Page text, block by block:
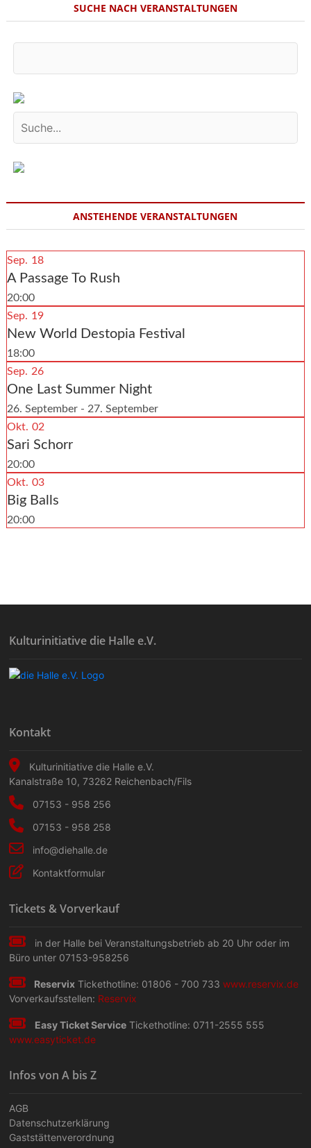
SUCHE NACH VERANSTALTUNGEN
ANSTEHENDE VERANSTALTUNGEN
Sep. 18
A Passage To Rush
20:00
Sep. 19
New World Destopia Festival
18:00
Sep. 26
One Last Summer Night
26. September - 27. September
Okt. 02
Sari Schorr
20:00
Okt. 03
Big Balls
20:00
Kulturinitiative die Halle e.V.
Kontakt
Kulturinitiative die Halle e.V.
Kanalstraße 10,73262 Reichenbach/Fils
07153 - 958 256
07153 - 958 258
info@diehalle.de
Kontaktformular
Tickets & Vorverkauf
in der Halle bei Veranstaltungs­betrieb ab 20 Uhr oder im
Büro unter 07153-958256
ReservixTickethotline: 01806 - 700 733 www.reservix.de
Vorverkaufsstellen: Reservix
Easy Ticket ServiceTickethotline: 0711-2555 555
www.easyticket.de
Infos von A bis Z
AGB
Datenschutzerklärung
Gaststättenverordnung